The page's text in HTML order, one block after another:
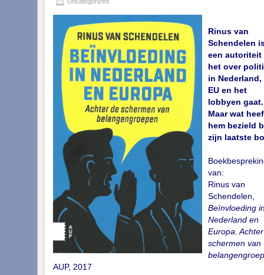
Rinus van
Schendelen
een autoriteit
het over
in Nederland,
EU en het
lobbyen gaat.
Maar wat
hem bezield
zijn laatste
van:
Rinus van
Schendelen,
Beïnvloeding
Nederland en
Europa.
schermen van
AUP, 2017